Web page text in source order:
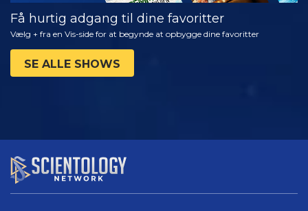
Få hurtig adgang til dine favoritter
Vælg + fra en Vis-side for at begynde at opbygge dine favoritter
SE ALLE SHOWS